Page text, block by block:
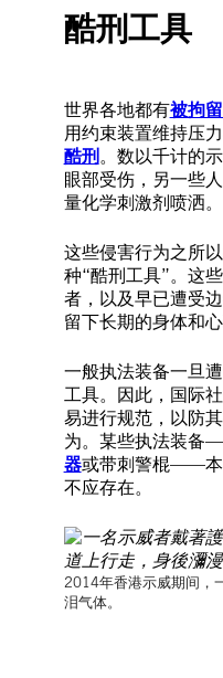
酷刑工具
世界各地都有被拘
用约束装置维持压
酷刑 。数以千计的
眼部受伤，另一些
量化学刺激剂喷洒。
这些侵害行为之所
种“酷刑工具”。这
者，以及早已遭受
留下长期的身体和心
一般执法装备一旦
工具。因此，国际
易进行规范，以防
为。某些执法装备
器或带刺警棍——本
不应存在。
2014年香港示威期间，
泪气体。